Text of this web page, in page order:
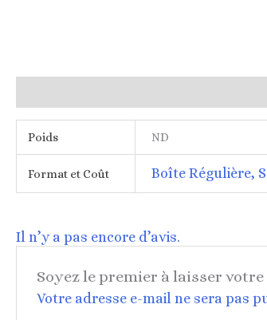
Poids ND
Format et Coût Boîte Régulière,
Il n’y a pas encore d’avis.
Soyez le premier à laisser
Votre adresse e-mail ne sera pas